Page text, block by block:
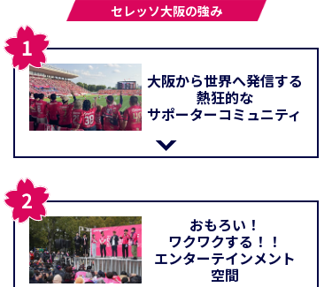
セレッソ大阪の強み
大阪から世界へ発信する
熱狂的な
サポーターコミュニティ
おもろい！
ワクワクする！！
エンターテインメント
空間